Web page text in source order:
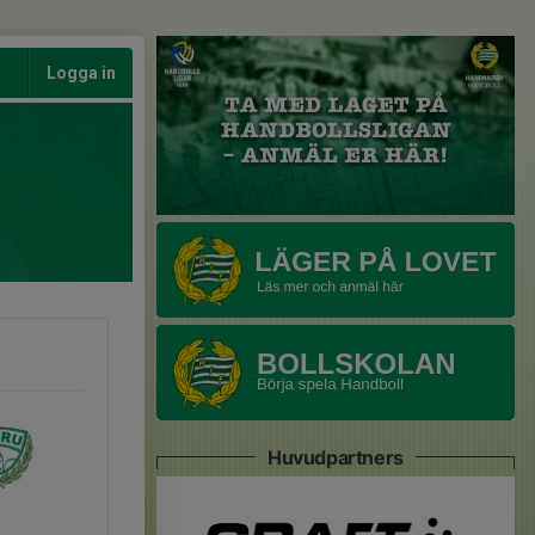
Logga in
Huvudpartners